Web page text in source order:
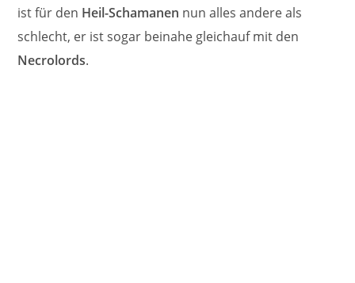
ist für den Heil-Schamanen nun alles andere als
schlecht, er ist sogar beinahe gleichauf mit den
Necrolords.